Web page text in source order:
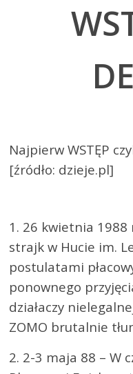
Najpierw WSTĘP
[źródło: dzieje.pl]
1. 26 kwietnia 1988
strajk w Hucie im.
postulatami
ponownego
działaczy
ZOMO brutalnie
2. 2-3 maja 88 – W